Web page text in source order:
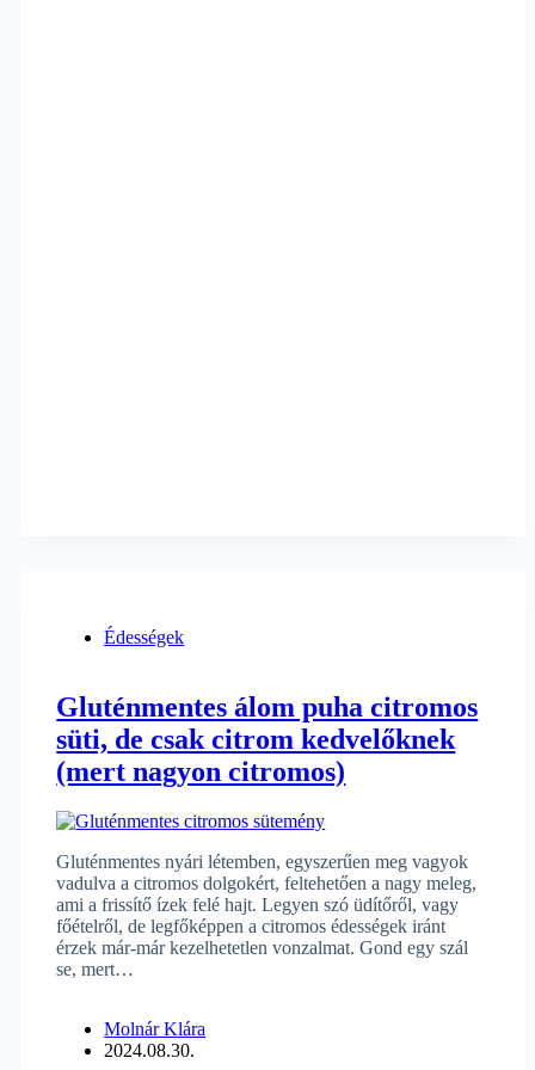
Édességek
Gluténmentes álom puha citromos
süti, de csak citrom kedvelőknek
(mert nagyon citromos)
Gluténmentes nyári létemben, egyszerűen meg vagyok
vadulva a citromos dolgokért, feltehetően a nagy meleg,
ami a frissítő ízek felé hajt. Legyen szó üdítőről, vagy
főételről, de legfőképpen a citromos édességek iránt
érzek már-már kezelhetetlen vonzalmat. Gond egy szál
se, mert…
Molnár Klára
2024.08.30.